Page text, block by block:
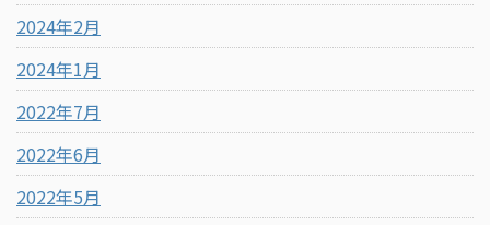
2024年2月
2024年1月
2022年7月
2022年6月
2022年5月